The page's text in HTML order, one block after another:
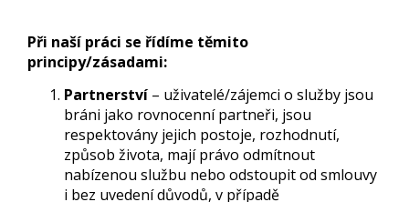
Při naší práci se řídíme těmito
principy/zásadami:
Partnerství – uživatelé/zájemci o služby jsou
bráni jako rovnocenní partneři, jsou
respektovány jejich postoje, rozhodnutí,
způsob života, mají právo odmítnout
nabízenou službu nebo odstoupit od smlouvy
i bez uvedení důvodů, v případě